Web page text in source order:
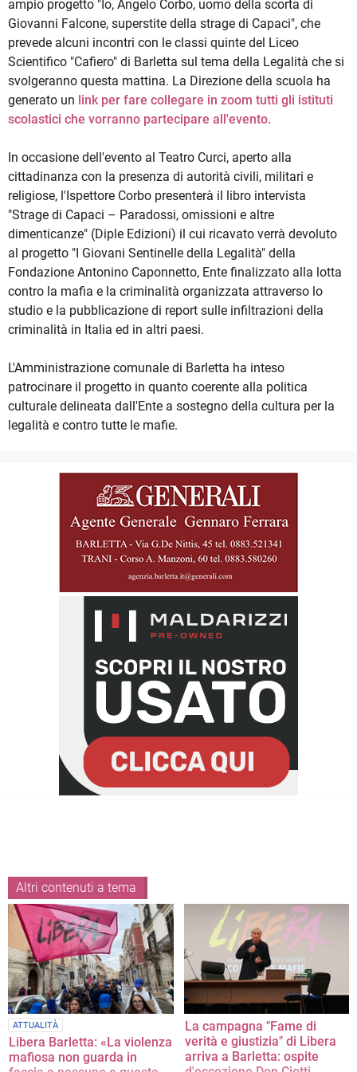
ampio progetto "Io, Angelo Corbo, uomo della scorta di
Giovanni Falcone, superstite della strage di Capaci", che
prevede alcuni incontri con le classi quinte del Liceo
Scientifico "Cafiero" di Barletta sul tema della Legalità che si
svolgeranno questa mattina. La Direzione della scuola ha
generato un link per fare collegare in zoom tutti gli istituti
scolastici che vorranno partecipare all'evento.
In occasione dell'evento al Teatro Curci, aperto alla
cittadinanza con la presenza di autorità civili, militari e
religiose, l'Ispettore Corbo presenterà il libro intervista
"Strage di Capaci – Paradossi, omissioni e altre
dimenticanze" (Diple Edizioni) il cui ricavato verrà devoluto
al progetto "I Giovani Sentinelle della Legalità" della
Fondazione Antonino Caponnetto, Ente finalizzato alla lotta
contro la mafia e la criminalità organizzata attraverso lo
studio e la pubblicazione di report sulle infiltrazioni della
criminalità in Italia ed in altri paesi.
L'Amministrazione comunale di Barletta ha inteso
patrocinare il progetto in quanto coerente alla politica
culturale delineata dall'Ente a sostegno della cultura per la
legalità e contro tutte le mafie.
Altri contenuti a tema
ATTUALITÀ
Libera Barletta: «La violenza
mafiosa non guarda in
La campagna "Fame di
verità e giustizia" di Libera
arriva a Barletta: ospite